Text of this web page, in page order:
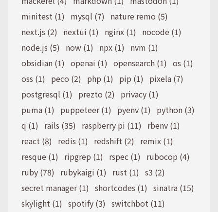
minitest (1)
mysql (7)
nature remo (5)
next.js (2)
nextui (1) nginx (1)
nocode (1)
node.js (5)
now (1) npx (1)
nvm (1)
obsidian (1) openai (1) opensearch (1) os (1)
oss (1)
peco (2) php (1) pip (1)
pixela (7)
postgresql (1)
prezto (2)
privacy (1)
puma (1)
puppeteer (1) pyenv (1)
python (3)
q (1)
rails (35) raspberry pi (11)
rbenv (1)
react (8)
redis (1) redshift (2)
remix (1)
resque (1)
ripgrep (1) rspec (1)
rubocop (4)
ruby (78)
rubykaigi (1) rust (1) s3 (2)
secret manager (1) shortcodes (1) sinatra (15)
skylight (1) spotify (3) switchbot (11)